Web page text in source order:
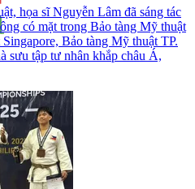
họa sĩ Nguyễn Lâm đã sáng tác
có mặt trong Bảo tàng Mỹ thuật
Bảo tàng Mỹ thuật TP.
tập tư nhân khắp châu Á,